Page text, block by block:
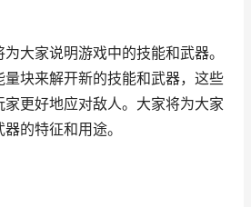
大家说明游戏中的技能和武器。
块来解开新的技能和武器，这些
更好地应对敌人。大家将为大家
的特征和用途。